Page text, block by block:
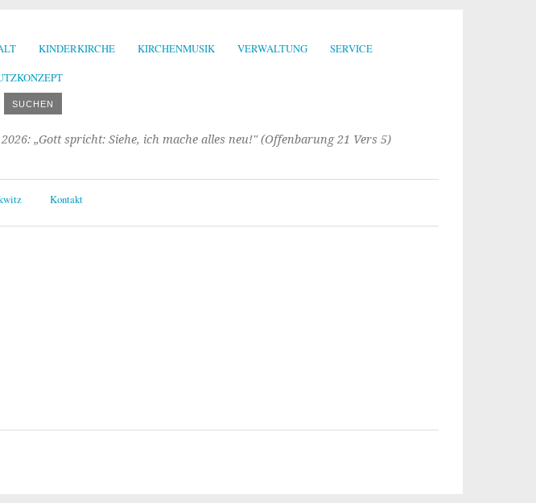
KINDERKIRCHE KIRCHENMUSIK VERWALTUNG
SERVICE
„Gott spricht: Siehe, ich mache alles neu!" (Offenbarung 21 Vers 5)
Kontakt